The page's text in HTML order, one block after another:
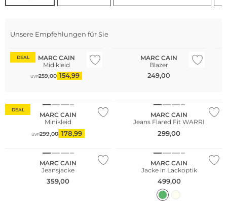
Unsere Empfehlungen für Sie
DEAL
MARC CAIN
Midikleid
UVP259,00 154,99
MARC CAIN
Blazer
249,00
DEAL
MARC CAIN
Minikleid
UVP299,00 178,99
MARC CAIN
Jeans Flared Fit WARRI
299,00
MARC CAIN
Jeansjacke
359,00
MARC CAIN
Jacke in Lackoptik
499,00